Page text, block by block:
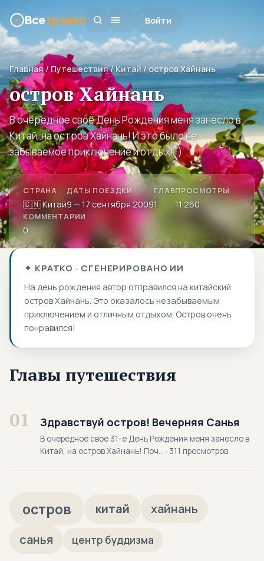
Всетрэвел Войти
Главная/Путешествия/Китай/ остров Хайнань
остров Хайнань
В очередное своё День Рождения меня занесло в
Китай, на остров Хайнань! И это было не
забываемое приключение и отдых! :)
СТРАНА
🇨🇳 Китай
ДАТЫ ПОЕЗДКИ
9 — 17 сентября 2009
ГЛАВ
1
ПРОСМОТРЫ
11 260
КОММЕНТАРИИ
0
✦ КРАТКО · СГЕНЕРИРОВАНО ИИ
На день рождения автор отправился на китайский
остров Хайнань. Это оказалось незабываемым
приключением и отличным отдыхом. Остров очень
понравился!
Главы путешествия
01 Здравствуй остров! Вечерняя Санья
В очередное своё 31-е День Рождения меня занесло в
Китай, на остров Хайнань! Поч... · 311 просмотров
остров китай
хайнань
санья
центр буддизма